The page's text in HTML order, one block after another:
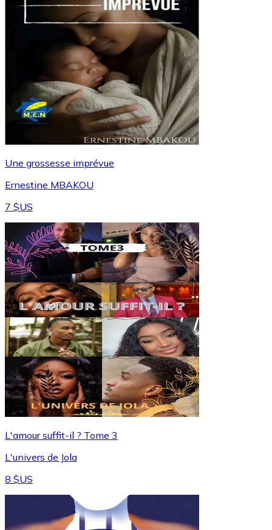
Une grossesse imprévue
Ernestine MBAKOU
7 $US
L'amour suffit-il ? Tome 3
L'univers de Jola
8 $US